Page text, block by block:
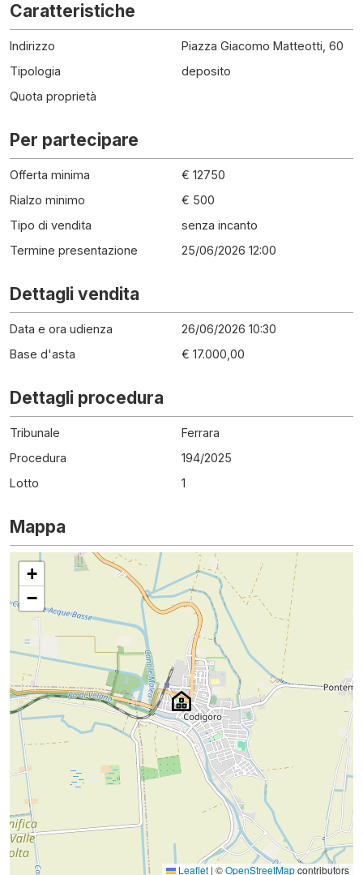
Caratteristiche
Indirizzo
Piazza Giacomo Matteotti, 60
Tipologia
deposito
Quota proprietà
Per partecipare
Offerta minima
€ 12750
Rialzo minimo
€ 500
Tipo di vendita
senza incanto
Termine presentazione
25/06/2026 12:00
Dettagli vendita
Data e ora udienza
26/06/2026 10:30
Base d'asta
€ 17.000,00
Dettagli procedura
Tribunale
Ferrara
Procedura
194/2025
Lotto
1
Mappa
+
−
Leaflet | ©OpenStreetMapcontributors